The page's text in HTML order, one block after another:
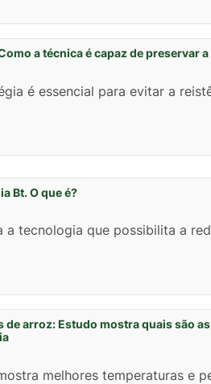
a técnica é capaz de preservar
é essencial para evitar a
Bt. O que é?
a tecnologia que possibilita a
de arroz: Estudo mostra quais são
melhores temperaturas e